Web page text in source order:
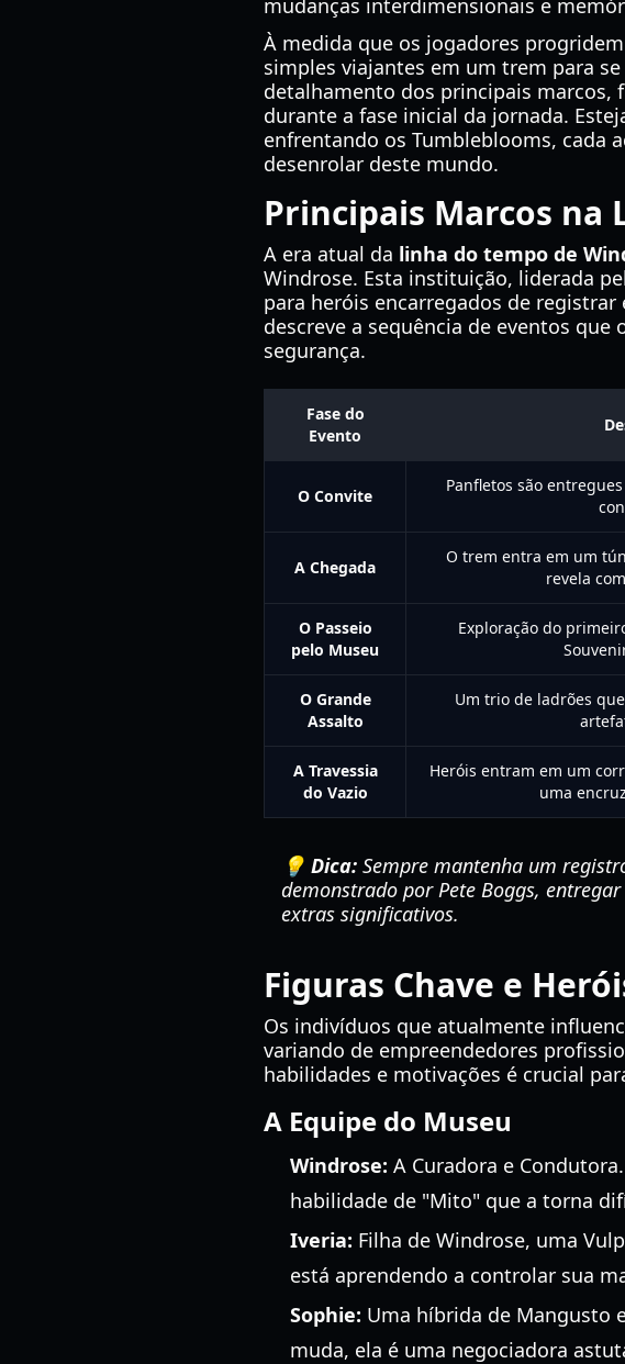
mudanças interdimensionais e
À medida que os jogadores
simples viajantes em um trem para
detalhamento dos principais marcos,
durante a fase inicial da jornada.
enfrentando os Tumbleblooms, cada
desenrolar deste mundo.
Principais Marcos na
A era atual da linha do tempo de
Windrose. Esta instituição, liderada
para heróis encarregados de
descreve a sequência de eventos
segurança.
Fase do
Evento
O Convite
Panfletos são
A Chegada
O trem entra em um
revela
O Passeio
pelo Museu
Exploração do
O Grande
Assalto
Um trio de ladrões
A Travessia
do Vazio
Heróis entram em um
uma
💡 Dica: Sempre mantenha um
demonstrado por Pete Boggs,
extras significativos.
Figuras Chave e
Os indivíduos que atualmente
variando de empreendedores
habilidades e motivações é crucial
A Equipe do Museu
Windrose: A Curadora e
habilidade de "Mito" que a torna
Iveria: Filha de Windrose, uma
está aprendendo a controlar sua
Sophie: Uma híbrida de Mangusto
muda, ela é uma negociadora